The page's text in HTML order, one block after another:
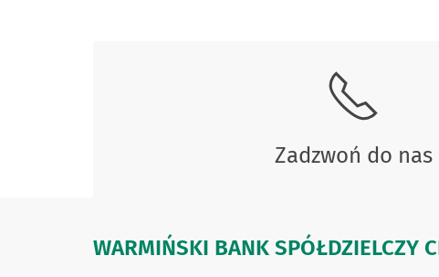
Zadzwoń do nas
WARMIŃSKI BANK SPÓŁDZIELCZY